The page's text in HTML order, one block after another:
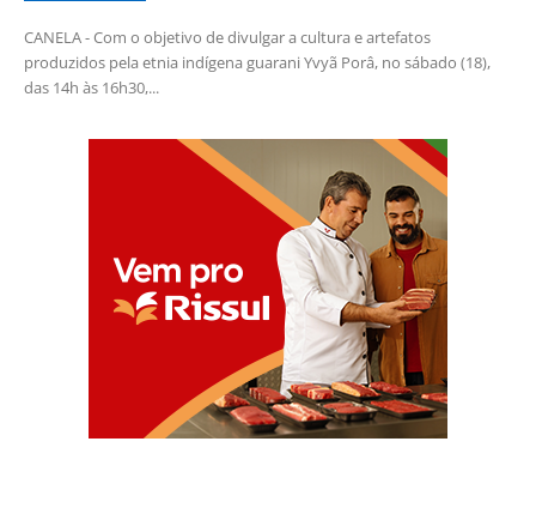
CANELA - Com o objetivo de divulgar a cultura e artefatos
produzidos pela etnia indígena guarani Yvyã Porâ, no sábado (18),
das 14h às 16h30,...